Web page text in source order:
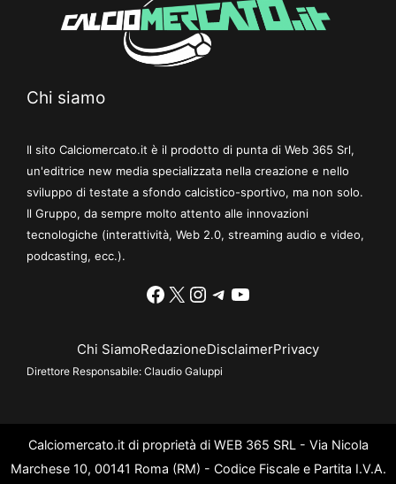
Chi siamo
Il sito Calciomercato.it è il prodotto di punta di Web 365 Srl,
un'editrice new media specializzata nella creazione e nello
sviluppo di testate a sfondo calcistico-sportivo, ma non solo.
Il Gruppo, da sempre molto attento alle innovazioni
tecnologiche (interattività, Web 2.0, streaming audio e video,
podcasting, ecc.).
Facebook
X Instagram
Telegram
YouTube
Chi SiamoRedazioneDisclaimerPrivacy
Direttore Responsabile: Claudio Galuppi
Calciomercato.it di proprietà di WEB 365 SRL - Via Nicola
Marchese 10, 00141 Roma (RM) - Codice Fiscale e Partita I.V.A.